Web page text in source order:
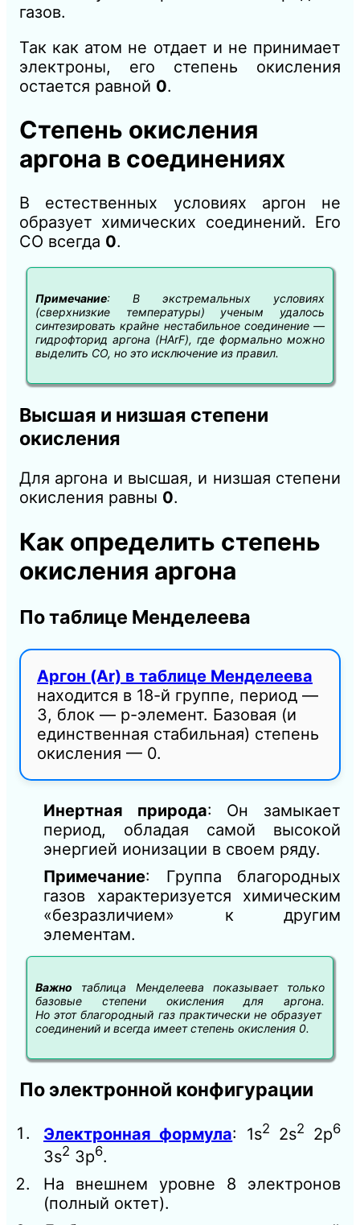
газов.
Так как атом не отдает и не принимает
электроны, его степень окисления
остается равной 0.
Степень окисления
аргона в соединениях
В естественных условиях аргон не
образует химических соединений. Его
СО всегда 0.
Примечание: В экстремальных условиях
(сверхнизкие температуры) ученым удалось
синтезировать крайне нестабильное соединение —
гидрофторид аргона (HArF), где формально можно
выделить СО, но это исключение из правил.
Высшая и низшая степени
окисления
Для аргона и высшая, и низшая степени
окисления равны 0.
Как определить степень
окисления аргона
По таблице Менделеева
Аргон (Ar) в таблице Менделеева
находится в 18-й группе, период —
3, блок — p-элемент. Базовая (и
единственная стабильная) степень
окисления — 0.
Инертная природа: Он замыкает
период, обладая самой высокой
энергией ионизации в своем ряду.
Примечание: Группа благородных
газов характеризуется химическим
«безразличием» к другим
элементам.
Важно таблица Менделеева показывает только
базовые степени окисления для аргона.
Но этотблагородный газпрактическинеобразует
соединений и всегда имеетстепень окисления 0.
По электронной конфигурации
Электронная формула: 1s2 2s2 2p6
3s2 3p6.
На внешнем уровне 8 электронов
(полный октет).